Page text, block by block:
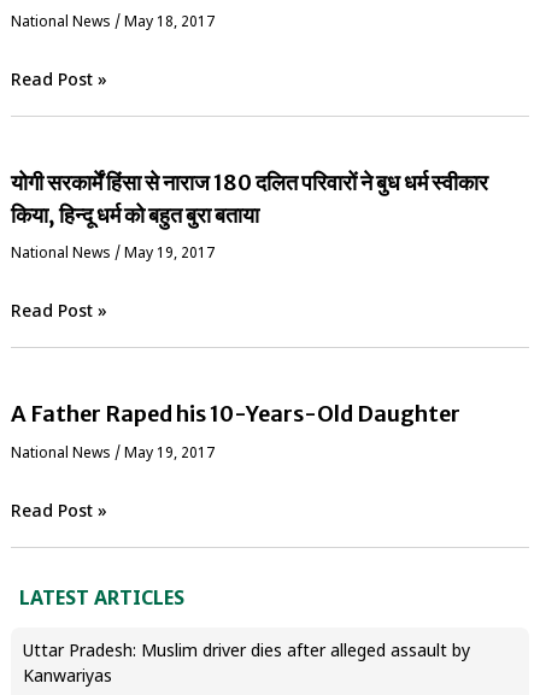
National News /May 18, 2017
Read Post »
योगी सरकार्में हिंसा से नाराज 180 दलित परिवारों ने बुध धर्म स्वीकार
किया, हिन्दू धर्म को बहुत बुरा बताया
National News / May 19, 2017
Read Post »
A Father Raped his 10-Years-Old Daughter
National News / May 19, 2017
Read Post »
LATEST ARTICLES
Uttar Pradesh: Muslim driver dies after alleged assault by
Kanwariyas